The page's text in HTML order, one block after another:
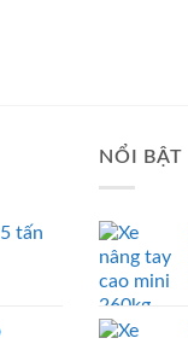
tấn
NỔI BẬT